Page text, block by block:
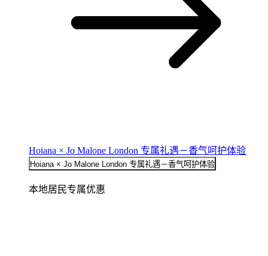
Hoiana × Jo Malone London 专属礼遇－香气呵护体验
Hoiana × Jo Malone London 专属礼遇－香气呵护体验
本地居民专属优惠